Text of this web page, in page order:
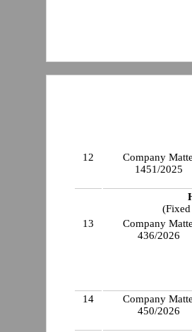
12
Company
1451/2025
13
Company
436/2026
14
Company
450/2026